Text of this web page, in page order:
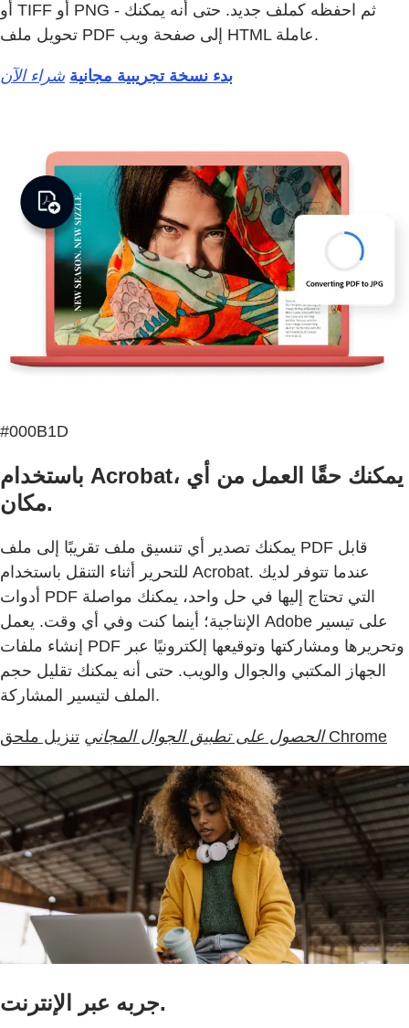
أو TIFF أو PNG - ثم احفظه كملف جديد. حتى أنه يمكنك
تحويل ملف PDF إلى صفحة ويب HTML عاملة.
بدء نسخة تجريبية مجانية شراء الآن
#000B1D
باستخدام Acrobat، يمكنك حقًا العمل من أي
مكان.
يمكنك تصدير أي تنسيق ملف تقريبًا إلى ملف PDF قابل
للتحرير أثناء التنقل باستخدام Acrobat. عندما تتوفر لديك
أدوات PDF التي تحتاج إليها في حل واحد، يمكنك مواصلة
الإنتاجية؛ أينما كنت وفي أي وقت. يعمل Adobe على تيسير
إنشاء ملفات PDF وتحريرها ومشاركتها وتوقيعها إلكترونيًا عبر
الجهاز المكتبي والجوال والويب. حتى أنه يمكنك تقليل حجم
الملف لتيسير المشاركة.
الحصول على تطبيق الجوال المجانيتنزيل ملحق Chrome
جربه عبر الإنترنت.